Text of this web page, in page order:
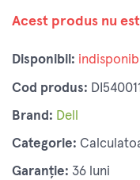
Acest produs nu
Disponibil:
Cod produs:
Brand: Dell
Categorie:
Garanție: 36 luni